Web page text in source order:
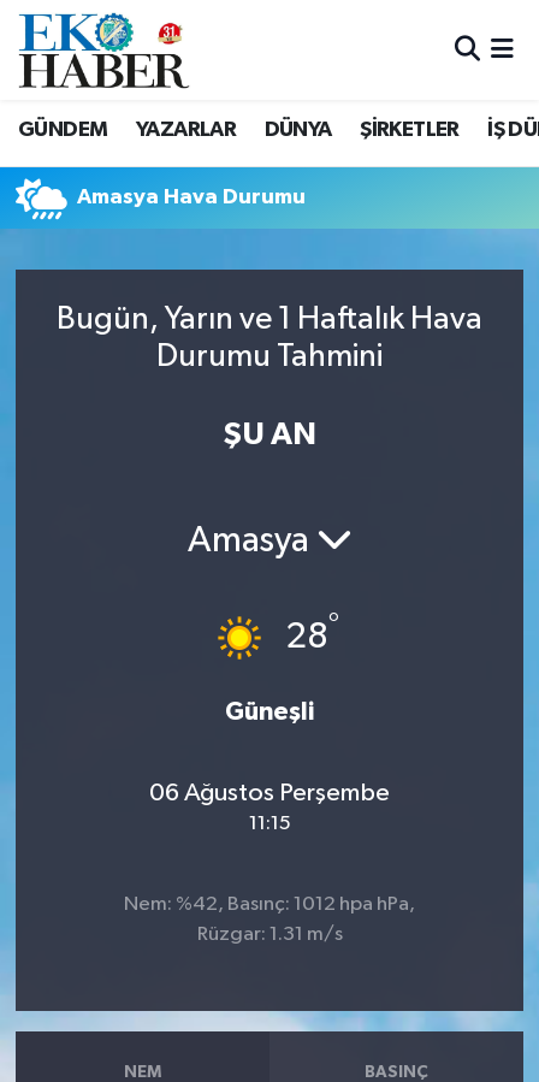
GÜNDEM YAZARLAR DÜNYA ŞİRKETLER İŞ
Amasya Hava Durumu
Bugün, Yarın ve 1 Haftalık Hava
Durumu Tahmini
ŞU AN
Amasya
28°
Güneşli
06 Ağustos Perşembe
11:15
Nem: %42, Basınç: 1012 hpa hPa,
Rüzgar: 1.31 m/s
NEM BASINÇ
Hava Durumu
Süper Lig Puan Durumu ve Fikstür
Tüm Manşetler
Son Dakika Haberleri